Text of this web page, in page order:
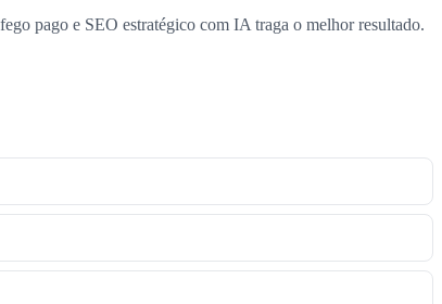
pago e SEO estratégico com IA traga o melhor resultado.